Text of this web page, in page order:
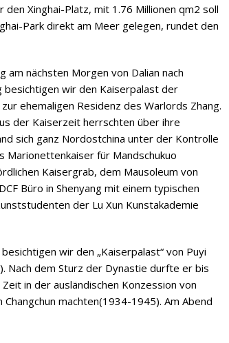
Xinghai-Platz, mit 1.76 Millionen qm2 soll
Park direkt am Meer gelegen, rundet den
nächsten Morgen von Dalian nach
besichtigen wir den Kaiserpalast der
ehemaligen Residenz des Warlords Zhang.
der Kaiserzeit herrschten über ihre
sich ganz Nordostchina unter der Kontrolle
Marionettenkaiser für Mandschukuo
Kaisergrab, dem Mausoleum von
Büro in Shenyang mit einem typischen
der Lu Xun Kunstakademie
wir den „Kaiserpalast“ von Puyi
Nach dem Sturz der Dynastie durfte er bis
in der ausländischen Konzession von
machten(1934-1945). Am Abend